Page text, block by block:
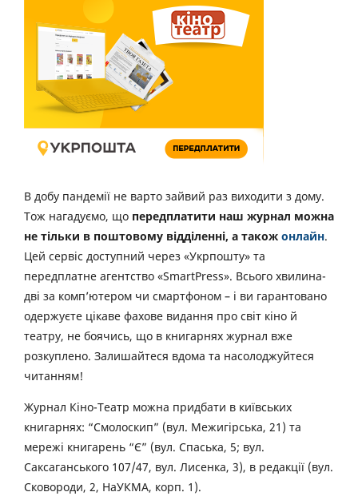
В добу пандемії не варто зайвий раз виходити з дому.
Тож нагадуємо, що передплатити наш журнал можна
не тільки в поштовому відділенні, а також онлайн.
Цей сервіс доступний через «Укрпошту» та
передплатне агентство «SmartPress». Всього хвилина-
дві за комп’ютером чи смартфоном – і ви гарантовано
одержуєте цікаве фахове видання про світ кіно й
театру, не боячись, що в книгарнях журнал вже
розкуплено. Залишайтеся вдома та насолоджуйтеся
читанням!
Журнал Кіно-Театр можна придбати в київських
книгарнях: “Смолоскип” (вул. Межигірська, 21) та
мережі книгарень “Є” (вул. Спаська, 5; вул.
Саксаганського 107/47, вул. Лисенка, 3), в редакції (вул.
Сковороди, 2, НаУКМА, корп. 1).